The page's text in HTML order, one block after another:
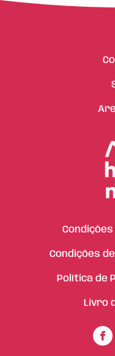
Condições
Política de
Livro